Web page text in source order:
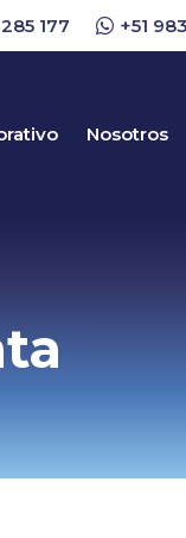
177 +51
Nosotros